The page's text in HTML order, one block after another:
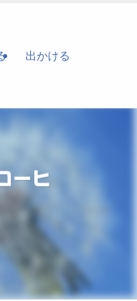
出かける
ーヒ